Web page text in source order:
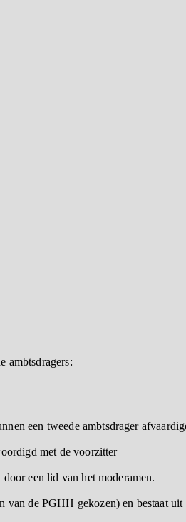
ambtsdragers:
een tweede ambtsdrager
met de voorzitter
een lid van het moderamen.
de PGHH gekozen) en bestaat